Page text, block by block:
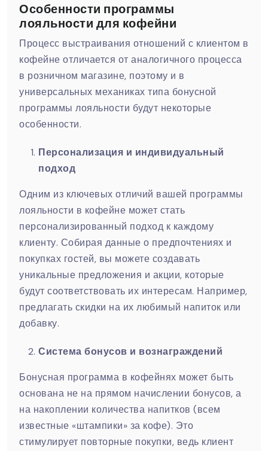
Особенности программы
лояльности для кофейни
Процесс выстраивания отношений с клиентом в
кофейне отличается от аналогичного процесса
в розничном магазине, поэтому и в
универсальных механиках типа бонусной
программы лояльности будут некоторые
особенности.
Персонализация и индивидуальный
подход
Одним из ключевых отличий вашей программы
лояльности в кофейне может стать
персонализированный подход к каждому
клиенту. Собирая данные о предпочтениях и
покупках гостей, вы можете создавать
уникальные предложения и акции, которые
будут соответствовать их интересам. Например,
предлагать скидки на их любимый напиток или
добавку.
Система бонусов и вознаграждений
Бонусная программа в кофейнях может быть
основана не на прямом начислении бонусов, а
на накоплении количества напитков (всем
известные «штампики» за кофе). Это
стимулирует повторные покупки, ведь клиент